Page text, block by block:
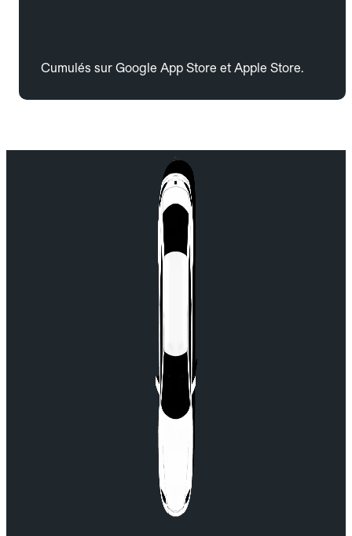
Cumulés sur Google App Store et Apple Store.